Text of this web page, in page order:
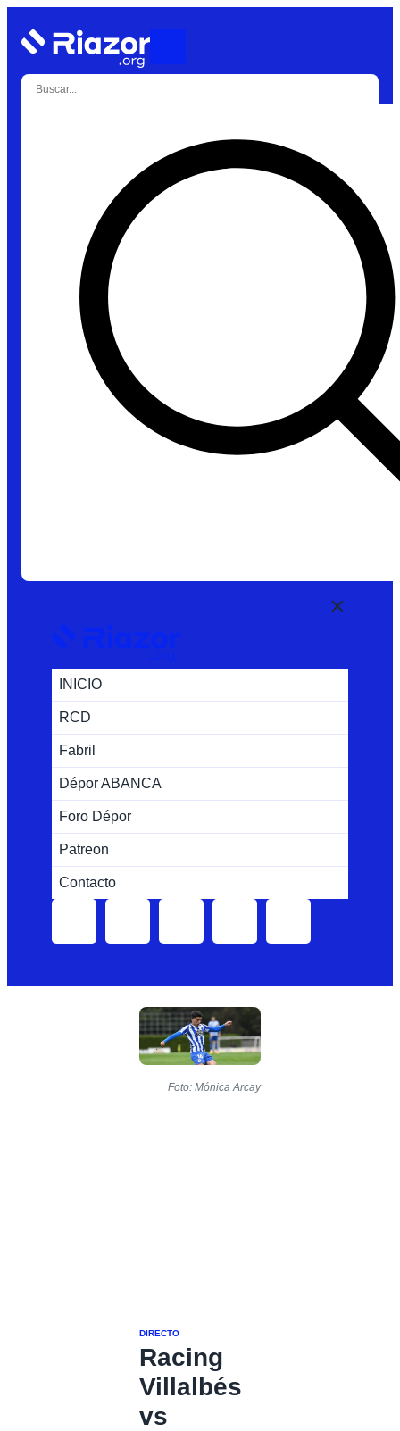
INICIO
RCD
Fabril
Dépor ABANCA
Foro Dépor
Patreon
Contacto
Foto: Mónica Arcay
DIRECTO
Racing
Villalbés
vs